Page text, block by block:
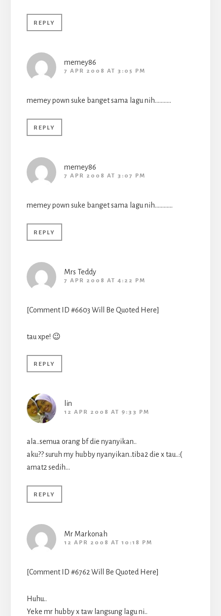
REPLY
memey86
7 APR 2008 AT 3:05 PM
memey pown suke banget sama lagu nih………..
REPLY
memey86
7 APR 2008 AT 3:07 PM
memey pown suke banget sama lagu nih…………
REPLY
Mrs Teddy
7 APR 2008 AT 4:22 PM
[Comment ID #6603 Will Be Quoted Here]
tau xpe! 😉
REPLY
lin
12 APR 2008 AT 9:33 PM
ala..semua orang bf die nyanyikan..
aku?? suruh my hubby nyanyikan..tiba2 die x tau..:(
amat2 sedih…
REPLY
Mr Markonah
12 APR 2008 AT 10:18 PM
[Comment ID #6762 Will Be Quoted Here]
Huhu..
Yeke mr hubby x taw langsung lagu ni..